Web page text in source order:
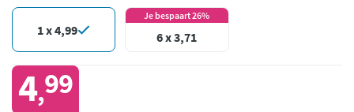
1 x 4,99
Je bespaart 26%
6 x 3,71
4,99